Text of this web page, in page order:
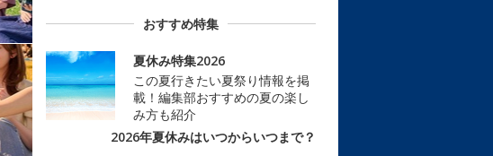
おすすめ特集
夏休み特集2026
この夏行きたい夏祭り情報を掲
載！編集部おすすめの夏の楽し
み方も紹介
2026年夏休みはいつからいつまで？